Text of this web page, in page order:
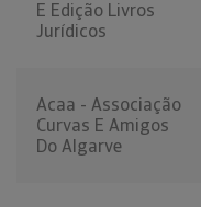
E Edição Livros
Jurídicos
Acaa - Associação
Curvas E Amigos
Do Algarve